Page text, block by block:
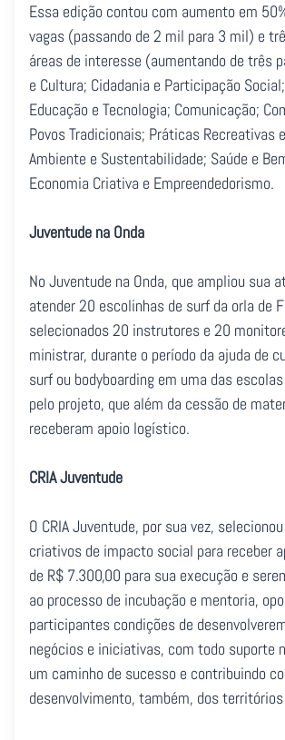
Essa edição contou com aumento em
vagas (passando de 2 mil para 3 mil) e
áreas de interesse (aumentando de três
e Cultura; Cidadania e Participação
Educação e Tecnologia; Comunicação;
Povos Tradicionais; Práticas Recreativas
Ambiente e Sustentabilidade; Saúde e
Economia Criativa e Empreendedorismo.
Juventude na Onda
No Juventude na Onda, que ampliou sua
atender 20 escolinhas de surf da orla de
selecionados 20 instrutores e 20
ministrar, durante o período da ajuda de
surf ou bodyboarding em uma das
pelo projeto, que além da cessão de
receberam apoio logístico.
CRIA Juventude
O CRIA Juventude, por sua vez,
criativos de impacto social para receber
de R$ 7.300,00 para sua execução e
ao processo de incubação e mentoria,
participantes condições de
negócios e iniciativas, com todo suporte
um caminho de sucesso e contribuindo
desenvolvimento, também, dos